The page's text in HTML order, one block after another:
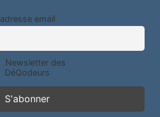
adresse email
Newsletter des
DéQodeurs